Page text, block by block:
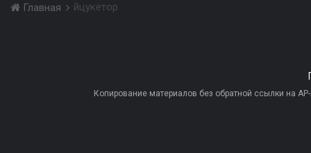
Главная йцукетор
Копирование материалов без обратной ссылки на